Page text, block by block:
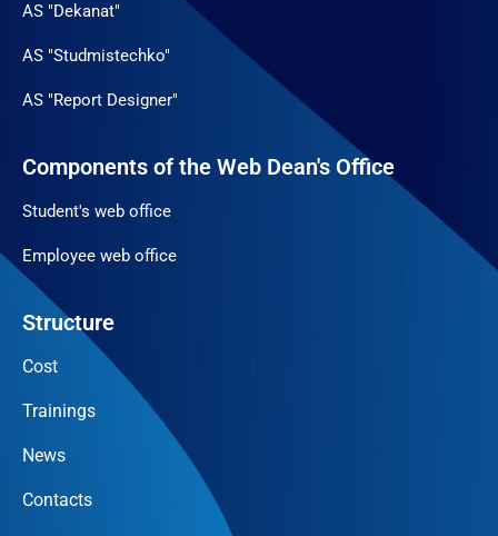
AS "Dekanat"
AS "Studmistechko"
AS "Report Designer"
Components of the Web Dean's Office
Student's web office
Employee web office
Structure
Cost
Trainings
News
Contacts